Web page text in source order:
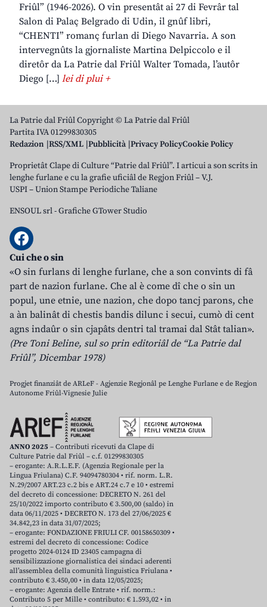
Friûl” (1946-2026). O vin presentât ai 27 di Fevrâr tal
Salon di Palaç Belgrado di Udin, il gnûf libri,
“CHENTI” romanç furlan di Diego Navarria. A son
intervegnûts la gjornaliste Martina Delpiccolo e il
diretôr da La Patrie dal Friûl Walter Tomada, l’autôr
Diego […] lei di plui +
La Patrie dal Friûl Copyright © La Patrie dal Friûl
Partita IVA 01299830305
Redazion RSS/XML Pubblicità Privacy PolicyCookie Policy
Proprietât Clape di Culture “Patrie dal Friûl”. I articui a son scrits in
lenghe furlane e cu la grafie uficiâl de Regjon Friûl – V.J.
USPI – Union Stampe Periodiche Taliane
ENSOUL srl-Grafiche GTower Studio
Cui che o sin
«O sin furlans di lenghe furlane, che a son convints di fâ
part de nazion furlane. Che al è come dî che o sin un
popul, une etnie, une nazion, che dopo tancj parons, che
a àn balinât di chestis bandis dilunc i secui, cumò di cent
agns indaûr o sin cjapâts dentri tal tramai dal Stât talian».
(Pre Toni Beline, sul so prin editoriâl de “La Patrie dal
Friûl”, Dicembar 1978)
Progjet finanziât de ARLeF - Agjenzie Regjonâl pe Lenghe Furlane e de Regjon
Autonome Friûl-Vignesie Julie
ANNO 2025 – Contributi ricevuti da Clape di
Culture Patrie dal Friûl – c.f. 01299830305
– erogante: A.R.L.E.F. (Agenzia Regionale per la
Lingua Friulana) C.F. 94094780304 • rif. norm. L.R.
N.29/2007 ART.23 c.2 bis e ART.24 c.7 e 10 • estremi
del decreto di concessione: DECRETO N. 261 del
25/10/2022 importo contributo € 3.500,00 (saldo) in
data 06/11/2025 • DECRETO N. 173 del 27/06/2025 €
34.842,23 in data 31/07/2025;
– erogante: FONDAZIONE FRIULI CF. 00158650309 •
estremi del decreto di concessione: Codice
progetto 2024-0124 ID 23405 campagna di
sensibilizzazione giornalistica dei sindaci aderenti
all’assemblea della comunità linguistica Friulana •
contributo € 3.450,00 • in data 12/05/2025;
– erogante: Agenzia delle Entrate • rif. norm.:
Contributo 5 per Mille • contributo: € 1.593,02 • in